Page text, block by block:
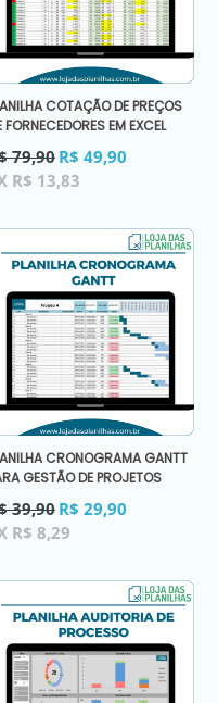
COTAÇÃO DE PREÇOS
FORNECEDORES EM EXCEL
79,90R$ 49,90
R$ 13,83
CRONOGRAMA GANTT
GESTÃO DE PROJETOS
39,90R$ 29,90
R$ 8,29